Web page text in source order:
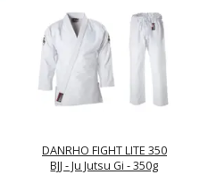
DANRHO FIGHT LITE 350
BJJ - Ju Jutsu Gi - 350g